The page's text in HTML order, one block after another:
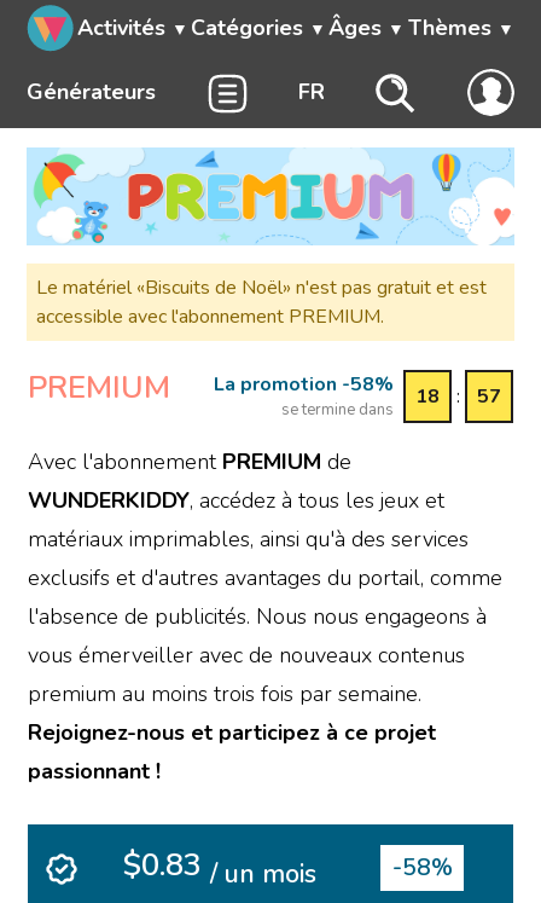
Activités Catégories Âges Thèmes
Générateurs FR
Le matériel «Biscuits de Noël» n'est pas gratuit et est
accessible avec l'abonnement PREMIUM.
PREMIUM La promotion -58%
se termine dans
18 : 57
Avec l'abonnement PREMIUM de
WUNDERKIDDY, accédez à tous les jeux et
matériaux imprimables, ainsi qu'à des services
exclusifs et d'autres avantages du portail, comme
l'absence de publicités. Nous nous engageons à
vous émerveiller avec de nouveaux contenus
premium au moins trois fois par semaine.
Rejoignez-nous et participez à ce projet
passionnant !
$0.83 / un mois -58%